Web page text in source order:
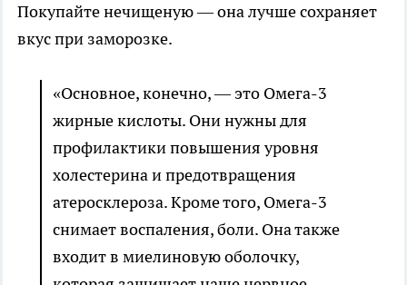
Покупайте нечищеную — она лучше сохраняет
вкус при заморозке.
«Основное, конечно, — это Омега-3
жирные кислоты. Они нужны для
профилактики повышения уровня
холестерина и предотвращения
атеросклероза. Кроме того, Омега-3
снимает воспаления, боли. Она также
входит в миелиновую оболочку,